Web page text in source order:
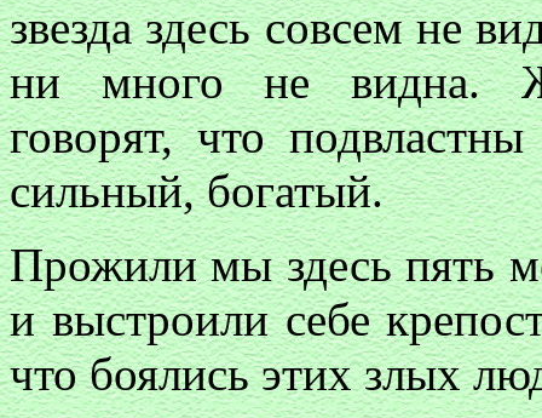
звезда здесь совсем не
ни много не видна.
говорят, что
сильный, богатый.
Прожили мы здесь пять
и выстроили себе
что боялись этих злых